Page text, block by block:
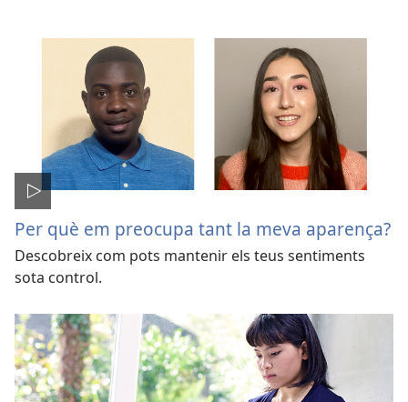
Per què em preocupa tant la meva aparença?
Descobreix com pots mantenir els teus sentiments
sota control.